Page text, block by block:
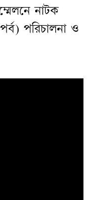
নাটক
পরিচালনা ও